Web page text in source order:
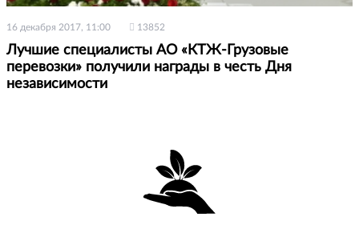
16 декабря 2017, 11:00 13852
Лучшие специалисты АО «КТЖ-Грузовые
перевозки» получили награды в честь Дня
независимости